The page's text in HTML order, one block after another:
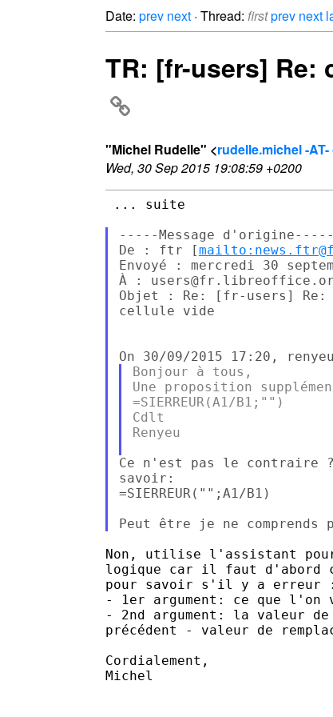
Date: prev next · Thread: firstprev next
TR: [fr-users] Re:
"Michel Rudelle" <rudelle.michel -
Wed, 30 Sep 2015 19:08:59 +0200
... suite
-----Message d'origine-----
De : ftr [
Envoyé : mercredi 30
À :
Objet : Re: [fr-users]
cellule vide
Bonjour à tous,
Une proposition
=SIERREUR(A1/B1;"")
Cdlt
Renyeu
Ce n'est pas le contraire
savoir:
=SIERREUR("";A1/B1)
Non, utilise l'assistant
logique car il faut d'abord
pour savoir s'il y a erreur :
- 1er argument: ce que
- 2nd argument: la valeur
précédent - valeur de
Cordialement,
Michel